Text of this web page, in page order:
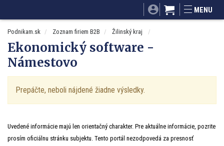
Mnamky-recepty.sk
MENU
Podnikam.sk Zoznam firiem B2B Žilinský kraj
Ekonomický software -
Námestovo
Prepáčte, neboli nájdené žiadne výsledky.
Uvedené informácie majú len orientačný charakter. Pre aktuálne informácie, pozrite
prosím oficiálnu stránku subjektu. Tento portál nezodpovedá za presnosť